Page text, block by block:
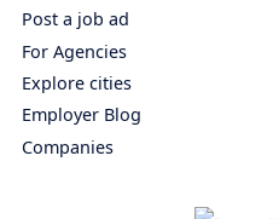
Post a job ad
For Agencies
Explore cities
Employer Blog
Companies